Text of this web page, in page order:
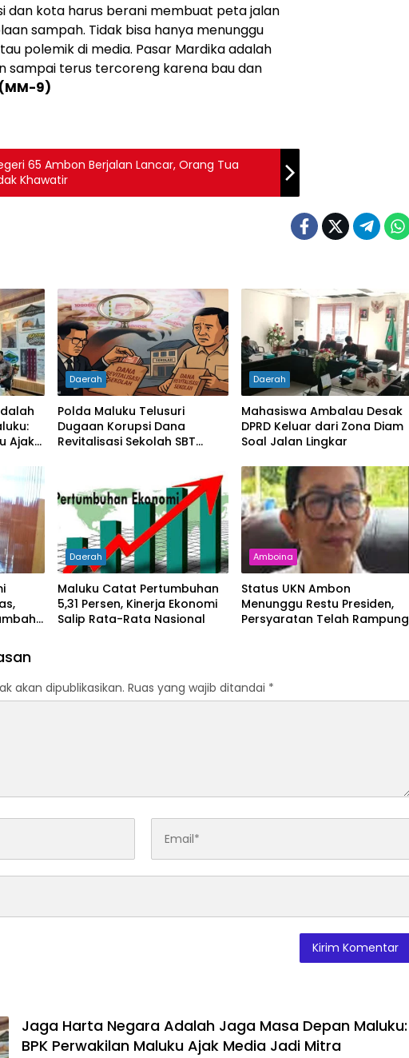
dan kota harus berani membuat peta jalan
sampah. Tidak bisa hanya menunggu
polemik di media. Pasar Mardika adalah
sampai terus tercoreng karena bau dan
(MM-9)
65 Ambon Berjalan Lancar, Orang Tua
Khawatir
Ajak
Daerah
Polda Maluku Telusuri
Dugaan Korupsi Dana
Revitalisasi Sekolah SBT
Daerah
Mahasiswa Ambalau Desak
DPRD Keluar dari Zona Diam
Soal Jalan Lingkar
Daerah
Maluku Catat Pertumbuhan
5,31 Persen, Kinerja Ekonomi
Salip Rata-Rata Nasional
Amboina
Status UKN Ambon
Menunggu Restu Presiden,
Persyaratan Telah Rampung
akan dipublikasikan. Ruas yang wajib ditandai *
Jaga Harta Negara Adalah Jaga Masa Depan Maluku:
BPK Perwakilan Maluku Ajak Media Jadi Mitra